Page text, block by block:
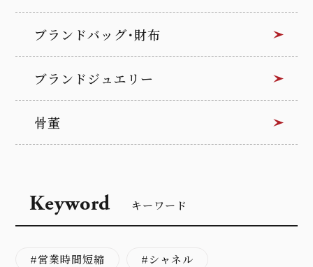
ブランドバッグ･財布
ブランドジュエリー
骨董
Keyword キーワード
営業時間短縮 シャネル